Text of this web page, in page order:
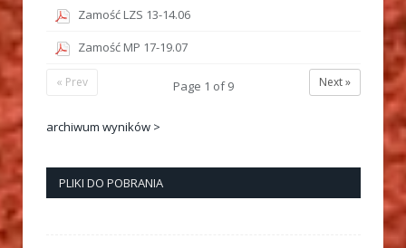
Zamość LZS 13-14.06
Zamość MP 17-19.07
Next »
Page 1 of9
« Prev
archiwum wyników >
PLIKI DO POBRANIA